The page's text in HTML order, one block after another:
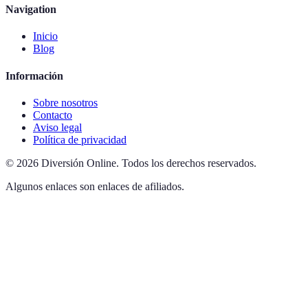
Navigation
Inicio
Blog
Información
Sobre nosotros
Contacto
Aviso legal
Política de privacidad
© 2026 Diversión Online. Todos los derechos reservados.
Algunos enlaces son enlaces de afiliados.